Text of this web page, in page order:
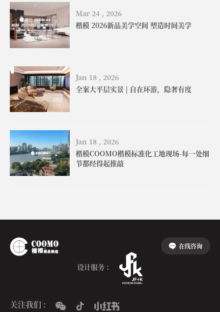
Mar 24 , 2026
楷模 2026新品美学空间 塑造时间美学
Jan 18 , 2026
全案大平层实景 | 自在环游，隐奢有度
Jan 18 , 2026
楷模COOMO楷模标准化工地现场-每一处细
节都经得起推敲
关注我们 :
在线咨询
设计服务 :